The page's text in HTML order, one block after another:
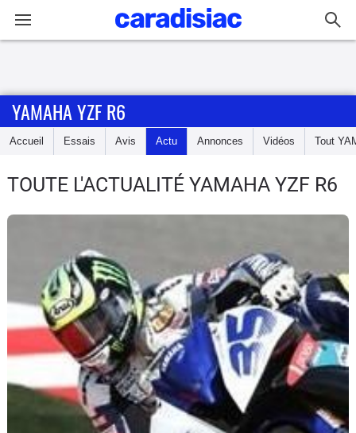
Accueil
Essais
Forum
Scooters
125
YAMAHA YZF R6
Accueil Essais Avis Actu Annonces Vidéos Tout
TOUTE L'ACTUALITÉ YAMAHA YZF R6